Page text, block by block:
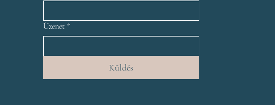
Üzenet *
Küldés